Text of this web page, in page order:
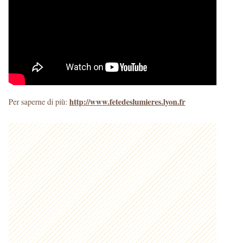
Per saperne di più: http://www.fetedeslumieres.lyon.fr